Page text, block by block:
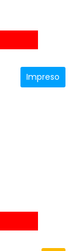
Impreso